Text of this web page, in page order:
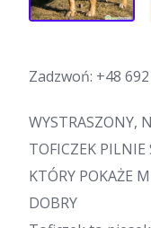
Zadzwoń: +48
WYSTRASZONY,
TOFICZEK
KTÓRY POKAŻE
DOBRY